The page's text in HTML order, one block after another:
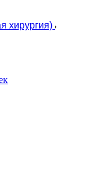
хирургия)